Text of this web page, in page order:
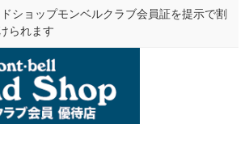
ショップモンベルクラブ会員証を提示で割
られます